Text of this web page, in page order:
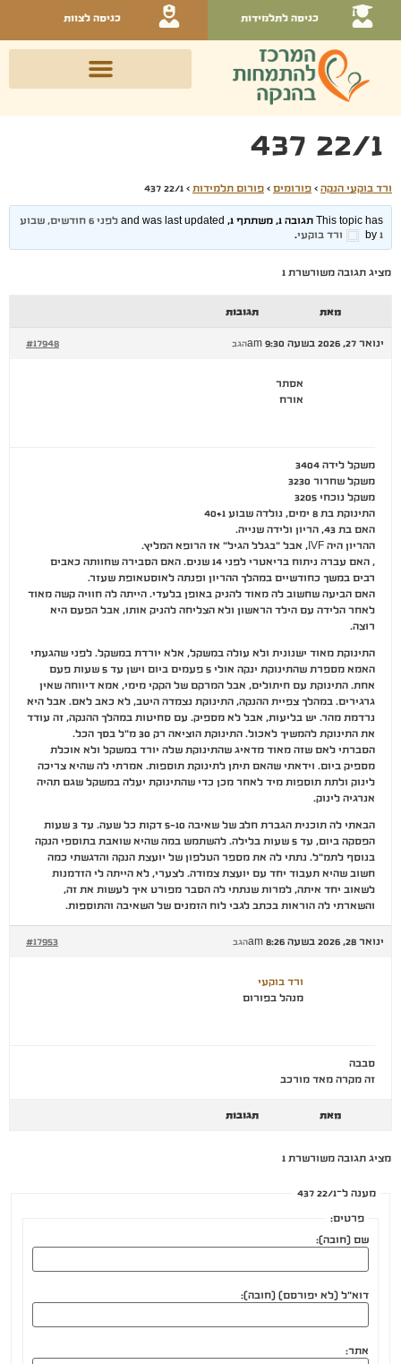
כניסה לתלמידות כניסה לצוות
22/1 437
ורד בוקעי הנקה › פורומים › פורום תלמידות ›
22/1 437
This topic has תגובה 1, משתתף 1, and was last updated
לפני 6 חודשים, שבוע
1
by ורד בוקעי.
מציג תגובה משורשרת 1
מאת תגובות
ינואר 27, 2026 בשעה 9:30 am #17948 הגב
אסתר
אורח
משקל לידה 3404
משקל שחרור 3230
משקל נוכחי 3205
התינוקת בת 8 ימים, נולדה שבוע 40+1
האם בת 43, הריון ולידה שנייה.
ההריון היה IVF, אבל "בגלל הגיל" אז הרופא המליץ.
, האם עברה ניתוח בריאטרי לפני 14 שנים. האם הסבירה שחוותה כאבים
רבים במשך כחודשיים במהלך ההריון ופנתה לאוסטאופת שעזר.
האם הביעה שחשוב לה מאוד להניק באופן בלעדי. הייתה לה חוויה קשה מאוד
לאחר הלידה עם הילד הראשון ולא הצליחה להניק אותו, אבל הפעם היא
רוצה.
התינוקת מאוד ישנונית ולא עולה במשקל, אלא יורדת במשקל. לפני שהגעתי
האמא מספרת שהתינוקת ינקה אולי 5 פעמים ביום וישן עד 5 שעות פעם
אחת. התינוקת עם חיתולים, אבל המרקם של הקקי מימי, אמא דיווחה שאין
גרגירים. במהלך צפיית ההנקה, התינוקת נצמדה היטב, לא כאב לאם. אבל היא
נרדמת מהר. יש בליעות, אבל לא מספיק. עם סחיטות במהלך ההנקה, זה עודד
את התינוקת להמשיך לאכול. התינוקת הוציאה רק 30 מ"ל בסך הכל.
הסברתי לאם שזה מאוד מדאיג שהתינוקת שלה יורד במשקל ולא אוכלת
מספיק ביום. וידאתי שהאם תיתן לתינוקת תוספות. אמרתי לה שהיא צריכה
לינוק ולתת תוספות מיד לאחר מכן כדי שהתינוקת יעלה במשקל שגם תהיה
אנרגיה לינוק.
הבאתי לה תוכנית הגברת חלב של שאיבה 5-10 דקות כל שעה. עד 3 שעות
הפסקה ביום, עד 5 שעות בלילה. להשתמש במה שהיא שואבת בתוספי הנקה
בנוסף לתמ"ל. נתתי לה את מספר הטלפון של יועצת הנקה והדגשתי כמה
חשוב שהיא תעבוד יחד עם יועצת צמודה. לצערי, לא הייתה לי הזדמנות
לשאוב יחד איתה, למרות שנתתי לה הסבר מפורט איך לעשות את זה,
והשארתי לה הוראות בכתב לגבי לוח הזמנים של השאיבה והתוספות.
ינואר 28, 2026 בשעה 8:26 am #17953 הגב
ורד בוקעי
מנהל בפורום
סבבה
זה מקרה מאד מורכב
מאת תגובות
מציג תגובה משורשרת 1
מענה ל־22/1 437
פרטים:
שם (חובה):
דוא"ל (לא יפורסם) (חובה):
אתר: